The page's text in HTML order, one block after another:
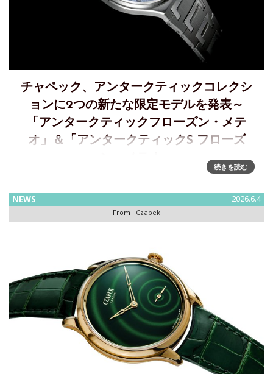
チャペック、アンタークティックコレクシ
ョンに2つの新たな限定モデルを発表～
「アンタークティックフローズン・メテ
オ」＆「アンタークティックS フローズ
する「アンタークティックフローズン・メテオ」を発表チャ
ペックは、アンタークティックコレクションに2つの新たな限
定モデルを発表します。40.5mmケース、38本限定の「アン
続きを読む
NEWS 2026.6.4
From : Czapek